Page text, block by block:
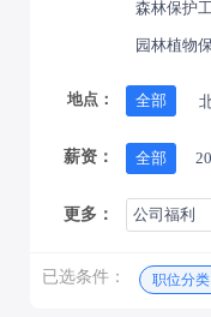
森林保护
园林植物
地点： 全部
薪资： 全部
更多： 公司福利
已选条件： 职位分